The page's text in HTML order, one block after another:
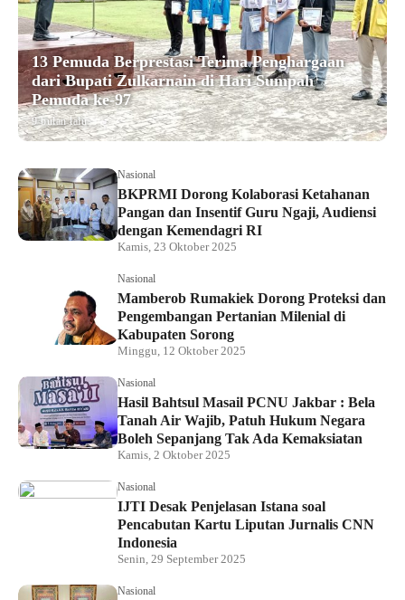
13 Pemuda Berprestasi Terima Penghargaan
dari Bupati Zulkarnain di Hari Sumpah
Pemuda ke-97
9 bulan lalu
Nasional
BKPRMI Dorong Kolaborasi Ketahanan
Pangan dan Insentif Guru Ngaji, Audiensi
dengan Kemendagri RI
Kamis, 23 Oktober 2025
Nasional
Mamberob Rumakiek Dorong Proteksi dan
Pengembangan Pertanian Milenial di
Kabupaten Sorong
Minggu, 12 Oktober 2025
Nasional
Hasil Bahtsul Masail PCNU Jakbar : Bela
Tanah Air Wajib, Patuh Hukum Negara
Boleh Sepanjang Tak Ada Kemaksiatan
Kamis, 2 Oktober 2025
Nasional
IJTI Desak Penjelasan Istana soal
Pencabutan Kartu Liputan Jurnalis CNN
Indonesia
Senin, 29 September 2025
Nasional